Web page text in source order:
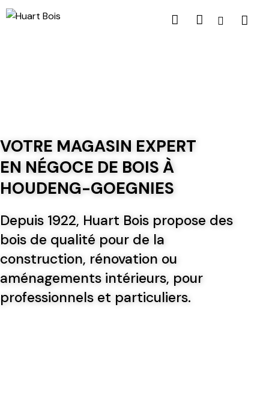
VOTRE MAGASIN EXPERT
EN NÉGOCE DE BOIS À
HOUDENG-GOEGNIES
Depuis 1922, Huart Bois propose des
bois de qualité pour de la
construction, rénovation ou
aménagements intérieurs, pour
professionnels et particuliers.